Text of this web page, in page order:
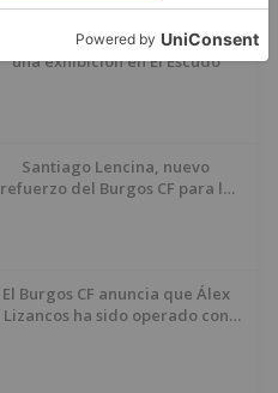
Felix Gall asalta el liderato con
una exhibición en El Escudo
Santiago Lencina, nuevo
refuerzo del Burgos CF para la
El Burgos CF anuncia que Álex
Lizancos ha sido operado con